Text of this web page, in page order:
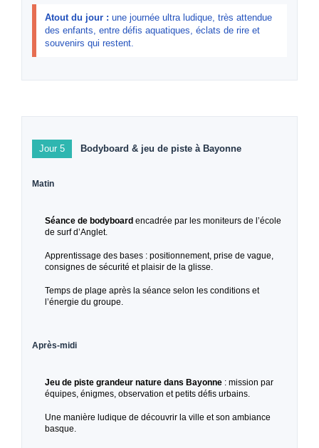
Atout du jour : une journée ultra ludique, très attendue
des enfants, entre défis aquatiques, éclats de rire et
souvenirs qui restent.
Jour 5 Bodyboard & jeu de piste à Bayonne
Matin
Séance de bodyboard encadrée par les moniteurs de l’école
de surf d’Anglet.
Apprentissage des bases : positionnement, prise de vague,
consignes de sécurité et plaisir de la glisse.
Temps de plage après la séance selon les conditions et
l’énergie du groupe.
Après-midi
Jeu de piste grandeur nature dans Bayonne : mission par
équipes, énigmes, observation et petits défis urbains.
Une manière ludique de découvrir la ville et son ambiance
basque.